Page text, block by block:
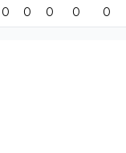
0 0 0 0 0